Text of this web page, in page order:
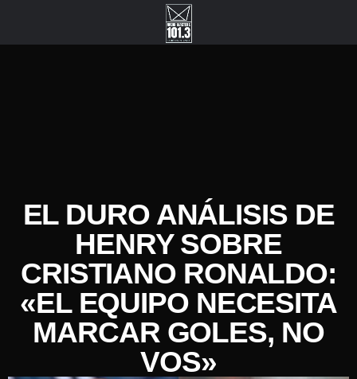
EL DURO ANÁLISIS DE
HENRY SOBRE
CRISTIANO RONALDO:
«EL EQUIPO NECESITA
MARCAR GOLES, NO
VOS»